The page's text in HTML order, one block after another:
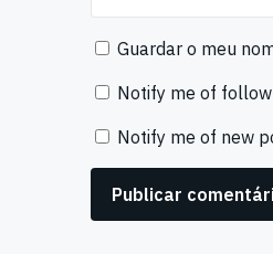
Guardar o meu
Notify me of
Notify me of new